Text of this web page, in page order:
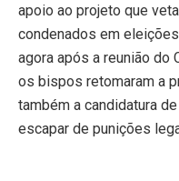
apoio ao projeto que
condenados em
agora após a reunião do
os bispos retomaram a
também a candidatura
escapar de punições